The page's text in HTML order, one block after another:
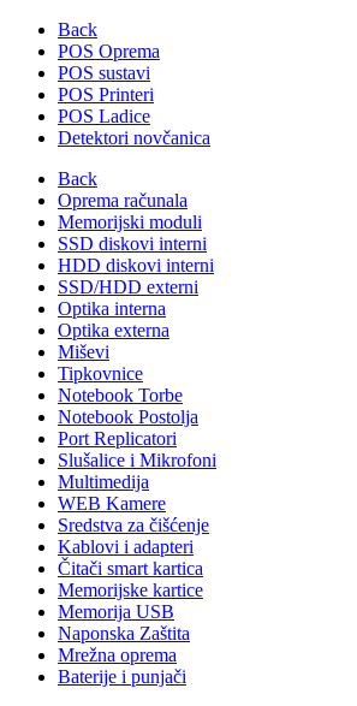
Back
POS Oprema
POS sustavi
POS Printeri
POS Ladice
Detektori novčanica
Back
Oprema računala
Memorijski moduli
SSD diskovi interni
HDD diskovi interni
SSD/HDD externi
Optika interna
Optika externa
Miševi
Tipkovnice
Notebook Torbe
Notebook Postolja
Port Replicatori
Slušalice i Mikrofoni
Multimedija
WEB Kamere
Sredstva za čišćenje
Kablovi i adapteri
Čitači smart kartica
Memorijske kartice
Memorija USB
Naponska Zaštita
Mrežna oprema
Baterije i punjači